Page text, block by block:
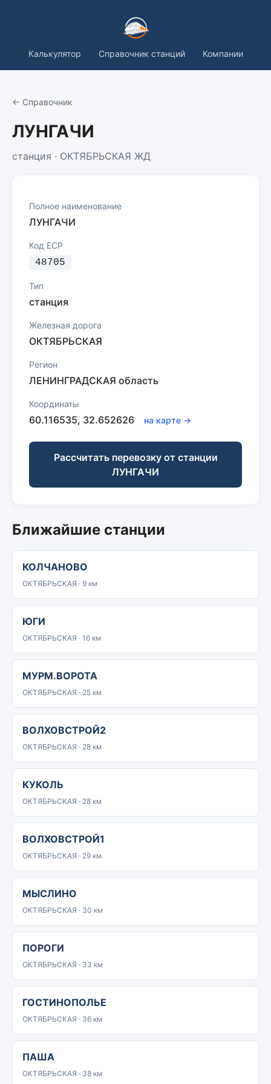
Калькулятор Справочник станций Компании
← Справочник
ЛУНГАЧИ
станция · ОКТЯБРЬСКАЯ ЖД
Полное наименование
ЛУНГАЧИ
Код ЕСР
48705
Тип
станция
Железная дорога
ОКТЯБРЬСКАЯ
Регион
ЛЕНИНГРАДСКАЯ область
Координаты
60.116535, 32.652626 на карте →
Рассчитать перевозку от станции
ЛУНГАЧИ
Ближайшие станции
КОЛЧАНОВО
ОКТЯБРЬСКАЯ · 9 км
ЮГИ
ОКТЯБРЬСКАЯ · 16 км
МУРМ.ВОРОТА
ОКТЯБРЬСКАЯ · 25 км
ВОЛХОВСТРОЙ2
ОКТЯБРЬСКАЯ · 28 км
КУКОЛЬ
ОКТЯБРЬСКАЯ · 28 км
ВОЛХОВСТРОЙ1
ОКТЯБРЬСКАЯ · 29 км
МЫСЛИНО
ОКТЯБРЬСКАЯ · 30 км
ПОРОГИ
ОКТЯБРЬСКАЯ · 33 км
ГОСТИНОПОЛЬЕ
ОКТЯБРЬСКАЯ · 36 км
ПАША
ОКТЯБРЬСКАЯ · 38 км